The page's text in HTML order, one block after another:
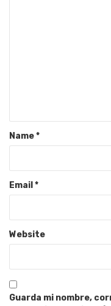
Name*
Email*
Website
Guarda mi nombre,